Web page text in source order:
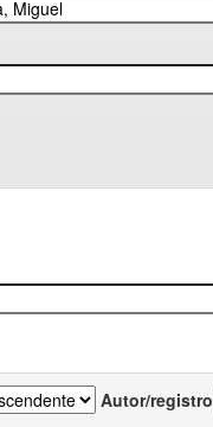
Autor/registro